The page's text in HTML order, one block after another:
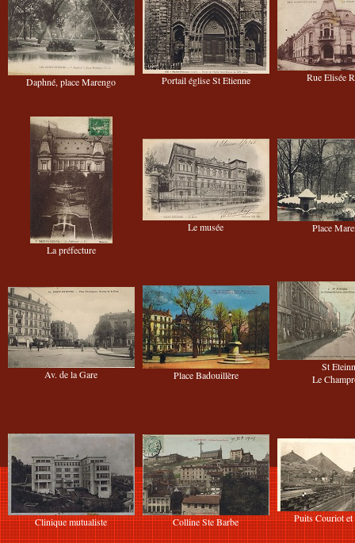
Daphné, place Marengo Portail église St Etienne Rue Elisée
La préfecture
Le musée Place
Av. de la Gare Place Badouillère
St
Le
Clinique mutualiste Colline Ste Barbe Puits Couriot et